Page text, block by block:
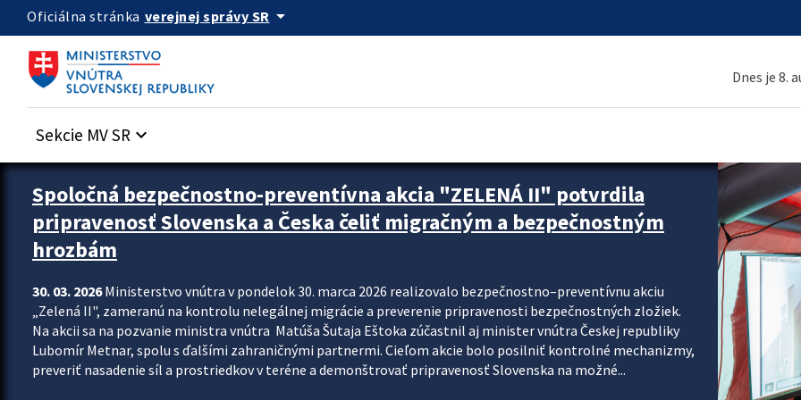
Preskocit na hlavný obsah
Oficiálna stránka verejnej správy SR arrow_drop_down
Dnes je 8.
Sekcie MV SR keyboard_arrow_down
Zastavit automatický posun upútavok
Spoločná bezpečnostno-preventívna akcia "ZELENÁ II" potvrdila
pripravenosť Slovenska a Česka čeliť migračným a bezpečnostným
hrozbám
30. 03. 2026Ministerstvo vnútra v pondelok 30. marca 2026 realizovalo bezpečnostno–preventívnu akciu
„Zelená II", zameranú na kontrolu nelegálnej migrácie a preverenie pripravenosti bezpečnostných zložiek.
Na akcii sa na pozvanie ministra vnútra Matúša Šutaja Eštoka zúčastnil aj minister vnútra Českej republiky
Lubomír Metnar, spolu s ďalšími zahraničnými partnermi. Cieľom akcie bolo posilniť kontrolné mechanizmy,
preveriť nasadenie síl a prostriedkov v teréne a demonštrovať pripravenosť Slovenska na možné...